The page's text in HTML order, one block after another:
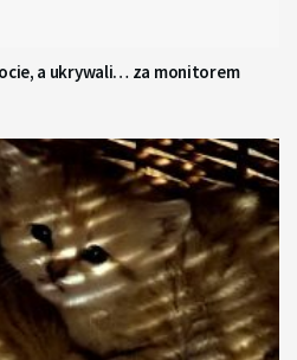
a ukrywali… za monitorem